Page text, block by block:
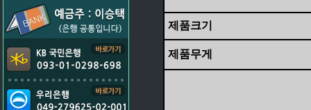
제품크기
제품무게